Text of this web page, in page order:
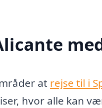
at rejse til i
hvor alle kan